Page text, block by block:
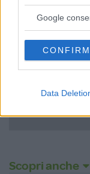
not limited to
use your data for
consent section.
Google
CONFIRM
Data
Scopri anche